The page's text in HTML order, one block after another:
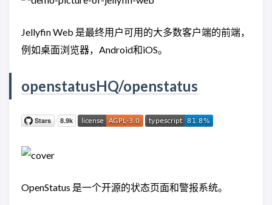
Jellyfin Web 是最终用户可用的大多数客户端的前端，
例如桌面浏览器，Android和iOS。
openstatusHQ/openstatus
OpenStatus 是一个开源的状态页面和警报系统。